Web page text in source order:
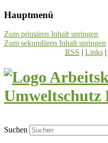
Hauptmenü
Zum primären Inhalt springen
Zum sekundären Inhalt springen
RSS | Links |
Suchen